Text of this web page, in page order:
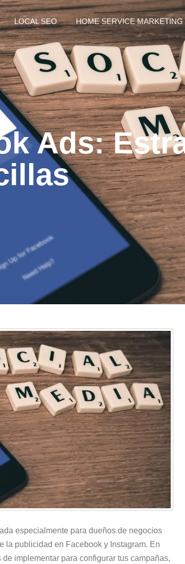
LOCAL SEO HOME SERVICE MARKETING
Ads:
especialmente para dueños de negocios
la publicidad en Facebook y Instagram. En
implementar para configurar tus campañas,